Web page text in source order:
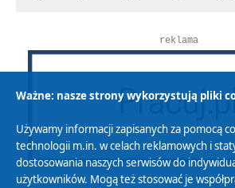
reklama
Ważne: nasze strony wykorzystują pliki
Używamy informacji zapisanych za pomocą
technologii m.in. w celach reklamowych i
dostosowania naszych serwisów do
użytkowników. Mogą też stosować je